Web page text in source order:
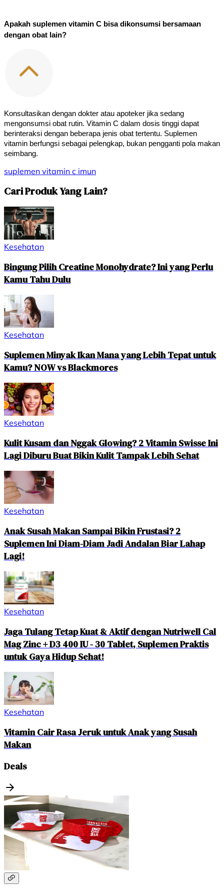
Apakah suplemen vitamin C bisa dikonsumsi bersamaan
dengan obat lain?
Konsultasikan dengan dokter atau apoteker jika sedang
mengonsumsi obat rutin. Vitamin C dalam dosis tinggi dapat
berinteraksi dengan beberapa jenis obat tertentu. Suplemen
vitamin berfungsi sebagai pelengkap, bukan pengganti pola makan
seimbang.
suplemen vitamin c imun
Cari Produk Yang Lain?
Kesehatan
Bingung Pilih Creatine Monohydrate? Ini yang Perlu
Kamu Tahu Dulu
Kesehatan
Suplemen Minyak Ikan Mana yang Lebih Tepat untuk
Kamu? NOW vs Blackmores
Kesehatan
Kulit Kusam dan Nggak Glowing? 2 Vitamin Swisse Ini
Lagi Diburu Buat Bikin Kulit Tampak Lebih Sehat
Kesehatan
Anak Susah Makan Sampai Bikin Frustasi? 2
Suplemen Ini Diam-Diam Jadi Andalan Biar Lahap
Lagi!
Kesehatan
Jaga Tulang Tetap Kuat & Aktif dengan Nutriwell Cal
Mag Zinc + D3 400 IU - 30 Tablet, Suplemen Praktis
untuk Gaya Hidup Sehat!
Kesehatan
Vitamin Cair Rasa Jeruk untuk Anak yang Susah
Makan
Deals